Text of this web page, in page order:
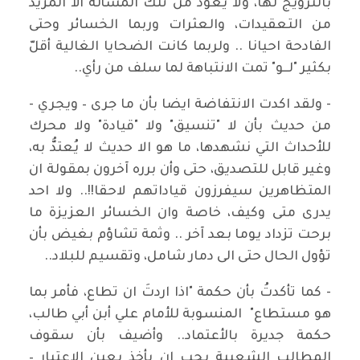
بالترويج لها، ولا يعود من تلك المسألة ألا المزيد
من التعقيدات، والعثرات وربما الخسائر وحتى
الفادحة احيانا .. ولربما كانت الضحايا الغالية أقلّ
بكثير "لــو" تمت الانتباهة لما سلف من رأي..
- ولقد اكدت الانتفاضة ايضا بأن ما جرى – ويجري -
من حديث بأن لا "تنسيق" ولا "قيادة" ولا محرك
للأحداث التي نشهدها، ما هو الا حديث لا يُعتدُّ به،
وغير قابل للتصديق، حتى وأن برره آخرون بمقولة ان
المتظاهرين سيفرزون قياداتهم لاحقا!!.. ولا احد
يدرى متى وكيف، خاصة وان الخسائر العزيزة ما
برحت تزداد يوما بعد آخر .. وثمة تشاؤم بغيض بأن
تؤول الحال حتى الى دمار شامل، وتقسيم للبلاد..
- كما تأكدتُ بأن حكمة "اذا اردتَ ان تطاع، فأمر بما
هو مستطاع" المنسوبة للأمام علي أبن أبي طالب،
حكمة جديرة بالأعتماد.. وأضيف بأن سقوف